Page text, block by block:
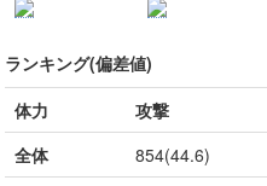
ランキング(偏差値)
体力
攻撃
全体
854(44.6)